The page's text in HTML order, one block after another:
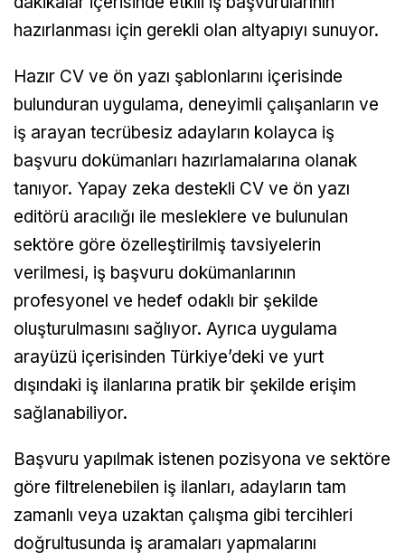
hazırlanması için gerekli olan altyapıyı sunuyor.
Hazır CV ve ön yazı şablonlarını içerisinde
bulunduran uygulama, deneyimli çalışanların ve
iş arayan tecrübesiz adayların kolayca iş
başvuru dokümanları hazırlamalarına olanak
tanıyor. Yapay zeka destekli CV ve ön yazı
editörü aracılığı ile mesleklere ve bulunulan
sektöre göre özelleştirilmiş tavsiyelerin
verilmesi, iş başvuru dokümanlarının
profesyonel ve hedef odaklı bir şekilde
oluşturulmasını sağlıyor. Ayrıca uygulama
arayüzü içerisinden Türkiye’deki ve yurt
dışındaki iş ilanlarına pratik bir şekilde erişim
sağlanabiliyor.
Başvuru yapılmak istenen pozisyona ve sektöre
göre filtrelenebilen iş ilanları, adayların tam
zamanlı veya uzaktan çalışma gibi tercihleri
doğrultusunda iş aramaları yapmalarını